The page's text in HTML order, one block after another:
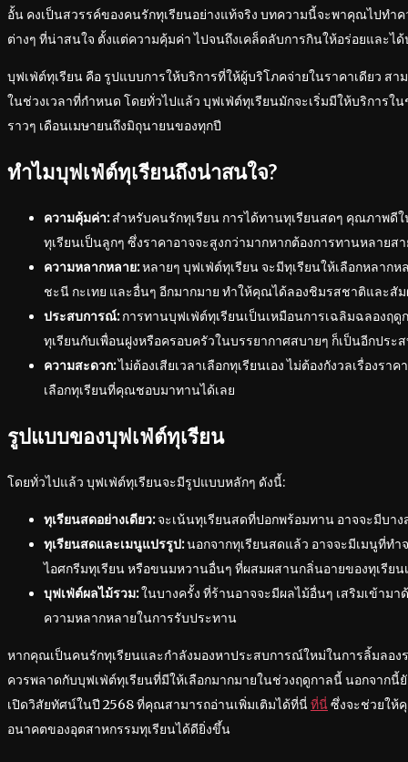
อั้น คงเป็นสวรรค์ของคนรักทุเรียนอย่างแท้จริง บทความนี้จะพาคุณไปทำ
ต่างๆ ที่น่าสนใจ ตั้งแต่ความคุ้มค่า ไปจนถึงเคล็ดลับการกินให้อร่อยและไ
บุฟเฟ่ต์ทุเรียน คือ รูปแบบการให้บริการที่ให้ผู้บริโภคจ่ายในราคาเดียว ส
ในช่วงเวลาที่กำหนด โดยทั่วไปแล้ว บุฟเฟ่ต์ทุเรียนมักจะเริ่มมีให้บริการใ
ราวๆ เดือนเมษายนถึงมิถุนายนของทุกปี
ทำไมบุฟเฟ่ต์ทุเรียนถึงน่าสนใจ?
ความคุ้มค่า:สำหรับคนรักทุเรียน การได้ทานทุเรียนสดๆ คุณภาพดี
ทุเรียนเป็นลูกๆ ซึ่งราคาอาจจะสูงกว่ามากหากต้องการทานหลาย
ความหลากหลาย:หลายๆ บุฟเฟ่ต์ทุเรียน จะมีทุเรียนให้เลือกหลาก
ชะนี กะเทย และอื่นๆ อีกมากมาย ทำให้คุณได้ลองชิมรสชาติและสั
ประสบการณ์:การทานบุฟเฟ่ต์ทุเรียนเป็นเหมือนการเฉลิมฉลองฤ
ทุเรียนกับเพื่อนฝูงหรือครอบครัวในบรรยากาศสบายๆ ก็เป็นอีกปร
ความสะดวก:ไม่ต้องเสียเวลาเลือกทุเรียนเอง ไม่ต้องกังวลเรื่องรา
เลือกทุเรียนที่คุณชอบมาทานได้เลย
รูปแบบของบุฟเฟ่ต์ทุเรียน
โดยทั่วไปแล้ว บุฟเฟ่ต์ทุเรียนจะมีรูปแบบหลักๆ ดังนี้:
ทุเรียนสดอย่างเดียว:จะเน้นทุเรียนสดที่ปอกพร้อมทาน อาจจะมีบาง
ทุเรียนสดและเมนูแปรรูป:นอกจากทุเรียนสดแล้ว อาจจะมีเมนูที่ทำ
ไอศกรีมทุเรียน หรือขนมหวานอื่นๆ ที่ผสมผสานกลิ่นอายของทุเรียน
บุฟเฟ่ต์ผลไม้รวม:ในบางครั้ง ที่ร้านอาจจะมีผลไม้อื่นๆ เสริมเข้ามา
ความหลากหลายในการรับประทาน
หากคุณเป็นคนรักทุเรียนและกำลังมองหาประสบการณ์ใหม่ในการลิ้มลอง
ควรพลาดกับบุฟเฟ่ต์ทุเรียนที่มีให้เลือกมากมายในช่วงฤดูกาลนี้ นอกจากนี้
เปิดวิสัยทัศน์ในปี 2568 ที่คุณสามารถอ่านเพิ่มเติมได้ที่นี่ที่นี่ซึ่งจะช่วยให้
อนาคตของอุตสาหกรรมทุเรียนได้ดียิ่งขึ้น